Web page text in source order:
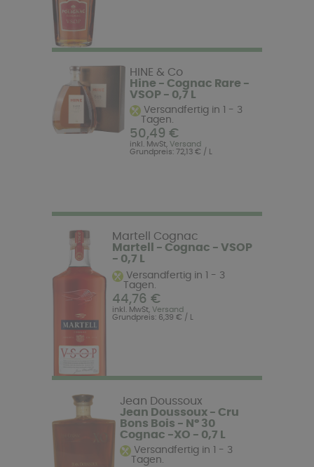
HINE & Co
Hine - Cognac Rare -
VSOP - 0,7 L
Versandfertig in 1 - 3
Tagen.
50,49 €
inkl. MwSt, Versand
Grundpreis: 72,13 € / L
Martell Cognac
Martell - Cognac - VSOP
- 0,7 L
Versandfertig in 1 - 3
Tagen.
44,76 €
inkl. MwSt,Versand
Grundpreis: 6,39 € / L
Jean Doussoux
Jean Doussoux - Cru
Bons Bois - N° 30
Cognac -XO - 0,7 L
Versandfertig in 1 - 3
Tagen.